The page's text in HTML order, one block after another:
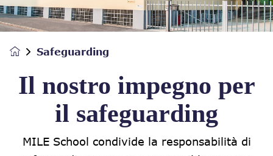
Safeguarding
Il nostro impegno per
il safeguarding
MILE School condivide la responsabilità di